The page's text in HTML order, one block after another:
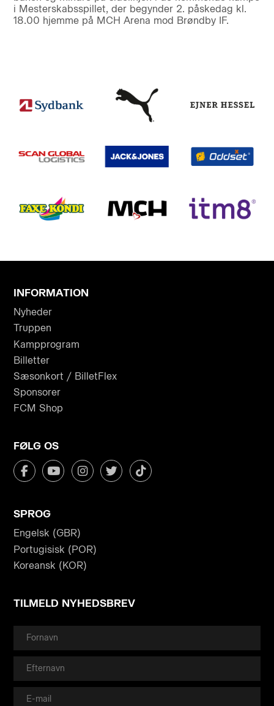
i Mesterskabsspillet, der begynder 2. påskedag kl.
18.00 hjemme på MCH Arena mod Brøndby IF.
INFORMATION
Nyheder
Truppen
Kampprogram
Billetter
Sæsonkort / BilletFlex
Sponsorer
FCM Shop
FØLG OS
SPROG
Engelsk (GBR)
Portugisisk (POR)
Koreansk (KOR)
TILMELD NYHEDSBREV